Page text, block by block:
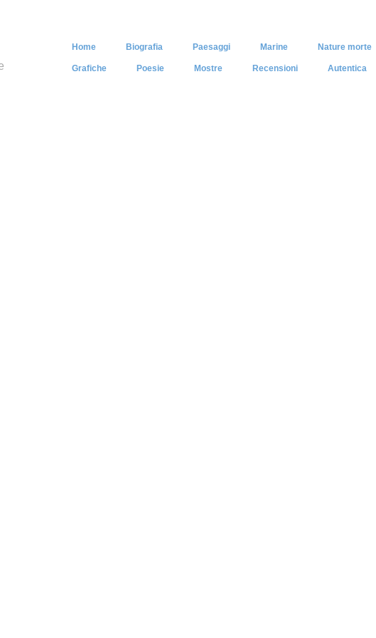
Home Biografia Paesaggi Marine Nature morte
Grafiche Poesie Mostre Recensioni Autentica